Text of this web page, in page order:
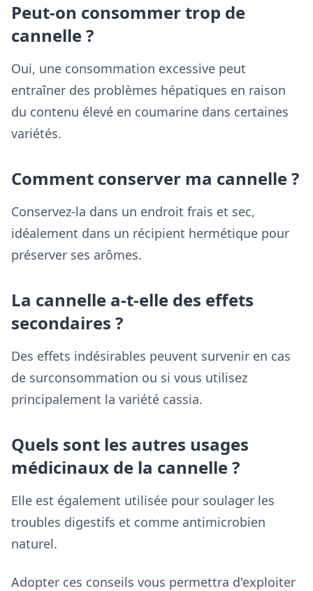
Peut-on consommer trop de
cannelle ?
Oui, une consommation excessive peut
entraîner des problèmes hépatiques en raison
du contenu élevé en coumarine dans certaines
variétés.
Comment conserver ma cannelle ?
Conservez-la dans un endroit frais et sec,
idéalement dans un récipient hermétique pour
préserver ses arômes.
La cannelle a-t-elle des effets
secondaires ?
Des effets indésirables peuvent survenir en cas
de surconsommation ou si vous utilisez
principalement la variété cassia.
Quels sont les autres usages
médicinaux de la cannelle ?
Elle est également utilisée pour soulager les
troubles digestifs et comme antimicrobien
naturel.
Adopter ces conseils vous permettra d'exploiter